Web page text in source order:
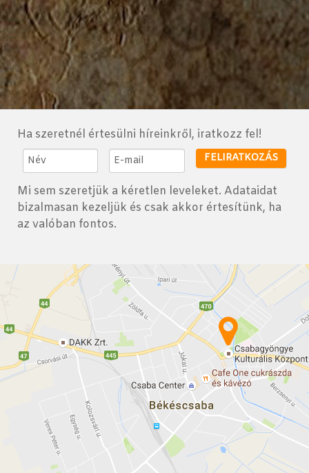
Ha szeretnél értesülni híreinkről, iratkozz fel!
Mi sem szeretjük a kéretlen leveleket. Adataidat
bizalmasan kezeljük és csak akkor értesítünk, ha
az valóban fontos.